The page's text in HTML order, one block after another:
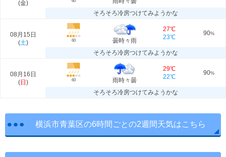
(金)
そろそろ冷房つけてみようかな
08月15日
(土) 60 曇時々雨
27℃
23℃
90%
そろそろ冷房つけてみようかな
08月16日
(日 ) 60 雨時々曇
29℃
22℃
90%
そろそろ冷房つけてみようかな
横浜市青葉区の6時間ごとの2週間天気はこちら